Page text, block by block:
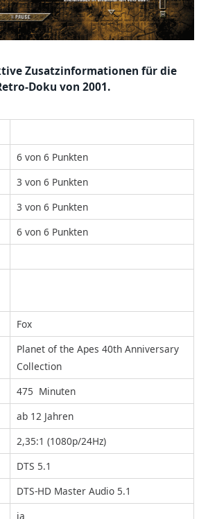
Zusatzinformationen für die
Doku von 2001.
6 von 6 Punkten
3 von 6 Punkten
3 von 6 Punkten
6 von 6 Punkten
Fox
Planet of the Apes 40th Anniversary
Collection
475 Minuten
ab 12 Jahren
2,35:1 (1080p/24Hz)
DTS 5.1
DTS-HD Master Audio 5.1
ja